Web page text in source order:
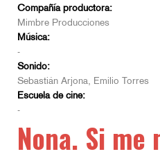
Compañía productora:
Mimbre Producciones
Música:
-
Sonido:
Sebastián Arjona, Emilio Torres
Escuela de cine:
-
Nona. Si me